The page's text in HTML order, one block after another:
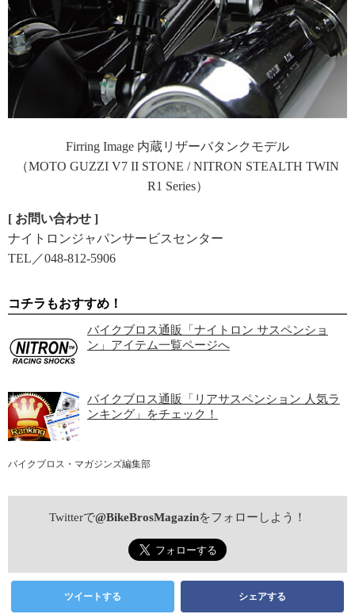
Firring Image 内蔵リザーバタンクモデル
（MOTO GUZZI V7 II STONE / NITRON STEALTH TWIN
R1 Series）
[ お問い合わせ ]
ナイトロンジャパンサービスセンター
TEL／048-812-5906
コチラもおすすめ！
バイクブロス通販「ナイトロン サスペンショ
ン」アイテム一覧ページへ
バイクブロス通販「リアサスペンション 人気ラ
ンキング」をチェック！
バイクブロス・マガジンズ編集部
Twitterで@BikeBrosMagazinをフォローしよう！
ツイートする シェアする